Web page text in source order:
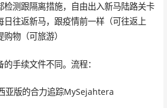
检测跟隔离措施，自由出入新马陆路关卡
日往返新马，跟疫情前一样（可往返上
物（可旅游）
手续文件不同。流程：
亚版的合力追踪MySejahtera